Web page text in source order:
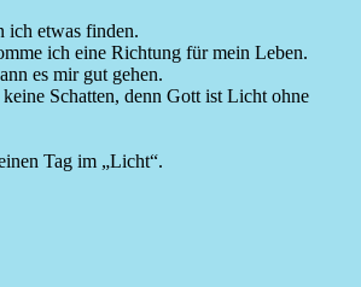
ich etwas finden.
ich eine Richtung für mein Leben.
es mir gut gehen.
Schatten, denn Gott ist Licht ohne
Tag im „Licht“.